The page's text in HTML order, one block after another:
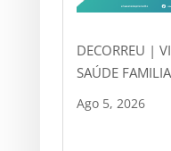
DECORREU |
SAÚDE
Ago 5, 2026